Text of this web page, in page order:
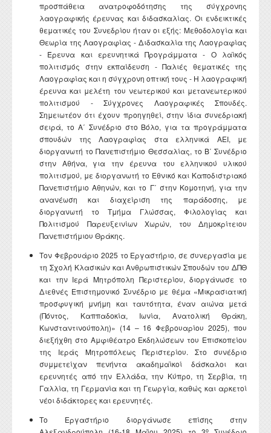
προσπάθεια ανατροφοδότησης της σύγχρονης
λαογραφικής έρευνας και διδασκαλίας. Οι ενδεικτικές
θεματικές του Συνεδρίου ήταν οι εξής: Μεθοδολογία και
Θεωρία της Λαογραφίας - Διδασκαλία της Λαογραφίας
- Έρευνα και ερευνητικά Προγράμματα - Ο λαϊκός
πολιτισμός στην εκπαίδευση - Παλιές θεματικές της
Λαογραφίας και η σύγχρονη οπτική τους - Η λαογραφική
έρευνα και μελέτη του νεωτερικού και μετανεωτερικού
πολιτισμού - Σύγχρονες Λαογραφικές Σπουδές.
Σημειωτέον ότι έχουν προηγηθεί, στην ίδια συνεδριακή
σειρά, το Α΄ Συνέδριο στο Βόλο, για τα προγράμματα
σπουδών της Λαογραφίας στα ελληνικά ΑΕΙ, με
διοργανωτή το Πανεπιστήμιο Θεσσαλίας, το Β΄ Συνέδριο
στην Αθήνα, για την έρευνα του ελληνικού υλικού
πολιτισμού, με διοργανωτή το Εθνικό και Καποδιστριακό
Πανεπιστήμιο Αθηνών, και το Γ΄ στην Κομοτηνή, για την
ανανέωση και διαχείριση της παράδοσης, με
διοργανωτή το Τμήμα Γλώσσας, Φιλολογίας και
Πολιτισμού Παρευξεινίων Χωρών, του Δημοκρίτειου
Πανεπιστήμιου Θράκης.
Τον Φεβρουάριο 2025 το Εργαστήριο, σε συνεργασία με
τη Σχολή Κλασικών και Ανθρωπιστικών Σπουδών του ΔΠΘ
και την Ιερά Μητρόπολη Περιστερίου, διοργάνωσε το
Διεθνές Επιστημονικό Συνέδριο με θέμα «Μικρασιατική
προσφυγική μνήμη και ταυτότητα, έναν αιώνα μετά
(Πόντος, Καππαδοκία, Ιωνία, Ανατολική Θράκη,
Κωνσταντινούπολη)» (14 – 16 Φεβρουαρίου 2025), που
διεξήχθη στο Αμφιθέατρο Εκδηλώσεων του Επισκοπείου
της Ιεράς Μητροπόλεως Περιστερίου. Στο συνέδριο
συμμετείχαν πενήντα ακαδημαϊκοί δάσκαλοι και
ερευνητές από την Ελλάδα, την Κύπρο, τη Σερβία, τη
Γαλλία, τη Γερμανία και τη Γεωργία, καθώς και αρκετοί
νέοι διδάκτορες και ερευνητές.
Το Εργαστήριο διοργάνωσε επίσης στην
ο